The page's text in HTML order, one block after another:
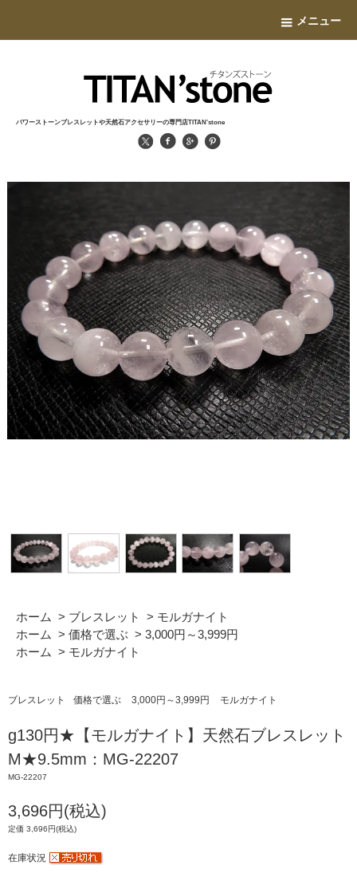
メニュー
パワーストーンブレスレットや天然石アクセサリーの専門店TITAN'stone
ホーム > ブレスレット > モルガナイト
ホーム > 価格で選ぶ > 3,000円～3,999円
ホーム > モルガナイト
ブレスレット 価格で選ぶ 3,000円～3,999円 モルガナイト
g130円★【モルガナイト】天然石ブレスレット
M★9.5mm：MG-22207
MG-22207
3,696円(税込)
定価 3,696円(税込)
在庫状況